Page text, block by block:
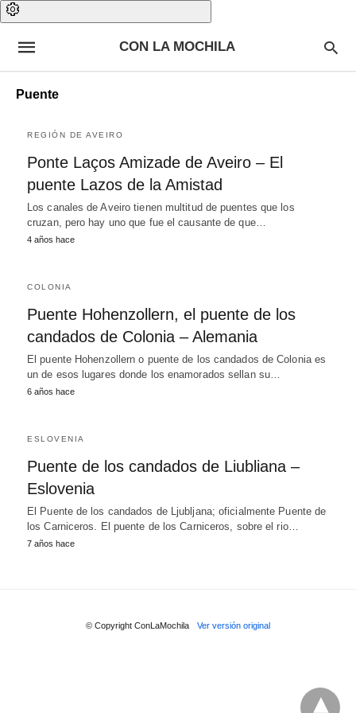
CON LA MOCHILA
Puente
REGIÓN DE AVEIRO
Ponte Laços Amizade de Aveiro – El
puente Lazos de la Amistad
Los canales de Aveiro tienen multitud de puentes que los
cruzan, pero hay uno que fue el causante de que…
4 años hace
COLONIA
Puente Hohenzollern, el puente de los
candados de Colonia – Alemania
El puente Hohenzollern o puente de los candados de Colonia es
un de esos lugares donde los enamorados sellan su…
6 años hace
ESLOVENIA
Puente de los candados de Liubliana –
Eslovenia
El Puente de los candados de Ljubljana; oficialmente Puente de
los Carniceros. El puente de los Carniceros, sobre el rio…
7 años hace
© Copyright ConLaMochila Ver versión original